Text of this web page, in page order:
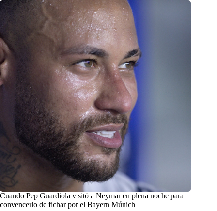
Cuando Pep Guardiola visitó a Neymar en plena noche para
convencerlo de fichar por el Bayern Múnich